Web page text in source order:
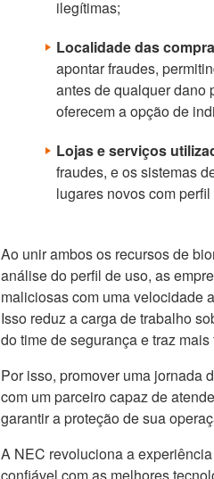
ilegítimas;
Localidade das
apontar fraudes,
antes de qualquer dano
oferecem a opção de
Lojas e serviços
fraudes, e os sistemas
lugares novos com
Ao unir ambos os recursos de
análise do perfil de uso, as
maliciosas com uma velocidade
Isso reduz a carga de trabalho
do time de segurança e traz
Por isso, promover uma jornada
com um parceiro capaz de
garantir a proteção de sua
A NEC revoluciona a